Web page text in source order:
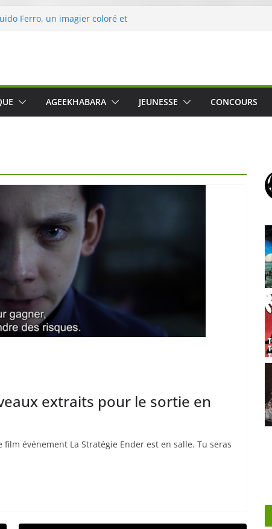
Ferro, un imagier coloré et
expérience intime et engagée à
The Water », le film concert
sur Prime Video le 6 octobre
540 Active : un casque audio
AGEEKHABARA JEUNESSE CONCOURS
extraits pour le sortie en
événement La Stratégie Ender est en salle. Tu seras